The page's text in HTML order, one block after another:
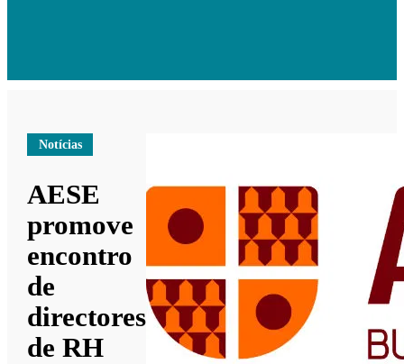
Notícias
AESE
promove
encontro
de
directores
de RH